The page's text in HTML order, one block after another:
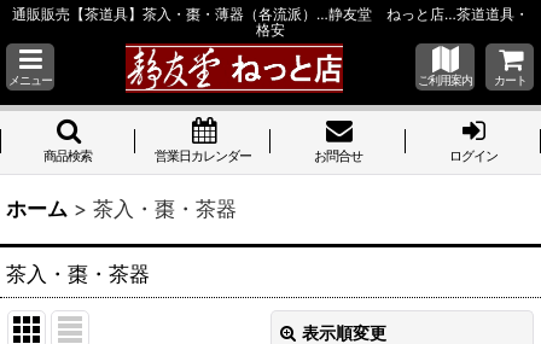
通販販売【茶道具】茶入・棗・薄器（各流派）…静友堂 ねっと店…茶道道具・
格安
メニュー ご利用案内 カート
商品検索 営業日カレンダー お問合せ ログイン
ホーム > 茶入・棗・茶器
茶入・棗・茶器
表示順変更